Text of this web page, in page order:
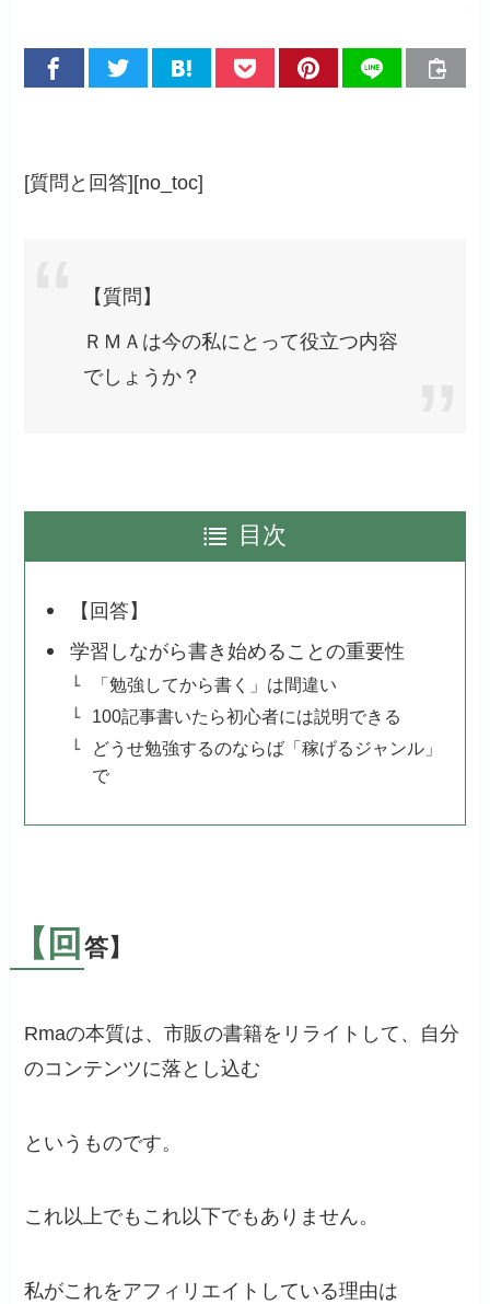
[質問と回答][no_toc]
【質問】
ＲＭＡは今の私にとって役立つ内容
でしょうか？
目次
【回答】
学習しながら書き始めることの重要性
「勉強してから書く」は間違い
100記事書いたら初心者には説明できる
どうせ勉強するのならば「稼げるジャンル」
で
【回 答】
Rmaの本質は、市販の書籍をリライトして、自分
のコンテンツに落とし込む
というものです。
これ以上でもこれ以下でもありません。
私がこれをアフィリエイトしている理由は